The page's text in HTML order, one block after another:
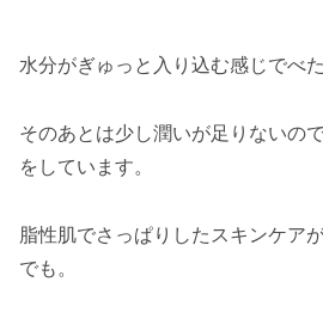
水分がぎゅっと入り込む感じでべ
そのあとは少し潤いが足りないの
をしています。
脂性肌でさっぱりしたスキンケア
でも。